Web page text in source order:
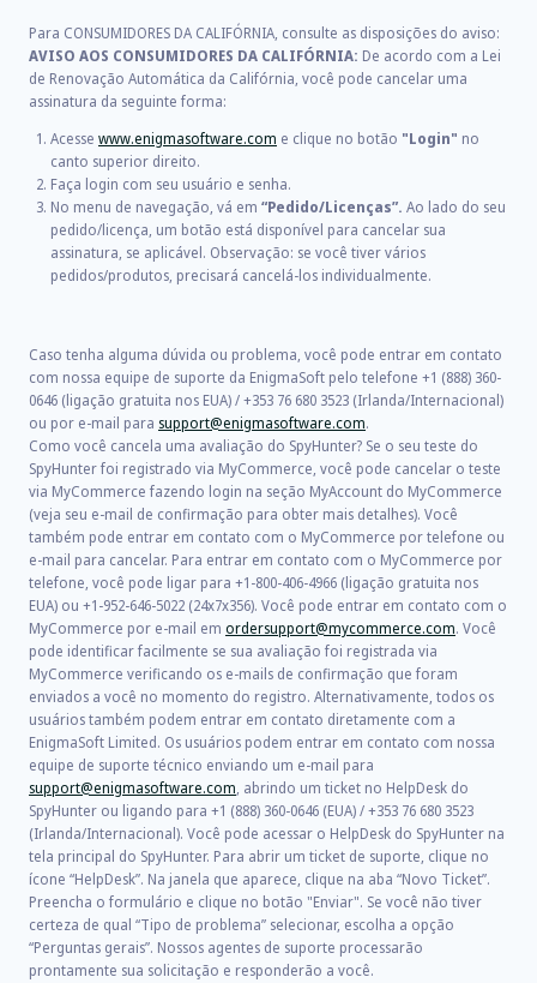
Para CONSUMIDORES DA CALIFÓRNIA, consulte as disposições do aviso:
AVISO AOS CONSUMIDORES DA CALIFÓRNIA: De acordo com a Lei
de Renovação Automática da Califórnia, você pode cancelar uma
assinatura da seguinte forma:
Acesse www.enigmasoftware.com e clique no botão "Login" no
canto superior direito.
Faça login com seu usuário e senha.
No menu de navegação, vá em “Pedido/Licenças”. Ao lado do seu
pedido/licença, um botão está disponível para cancelar sua
assinatura, se aplicável. Observação: se você tiver vários
pedidos/produtos, precisará cancelá-los individualmente.
Caso tenha alguma dúvida ou problema, você pode entrar em contato
com nossa equipe de suporte da EnigmaSoft pelo telefone +1 (888) 360-
0646 (ligação gratuita nos EUA) / +353 76 680 3523 (Irlanda/Internacional)
ou por e-mail para support@enigmasoftware.com.
Como você cancela uma avaliação do SpyHunter? Se o seu teste do
SpyHunter foi registrado via MyCommerce, você pode cancelar o teste
via MyCommerce fazendo login na seção MyAccount do MyCommerce
(veja seu e-mail de confirmação para obter mais detalhes). Você
também pode entrar em contato com o MyCommerce por telefone ou
e-mail para cancelar. Para entrar em contato com o MyCommerce por
telefone, você pode ligar para +1-800-406-4966 (ligação gratuita nos
EUA) ou +1-952-646-5022 (24x7x356). Você pode entrar em contato com o
MyCommerce por e-mail em ordersupport@mycommerce.com. Você
pode identificar facilmente se sua avaliação foi registrada via
MyCommerce verificando os e-mails de confirmação que foram
enviados a você no momento do registro. Alternativamente, todos os
usuários também podem entrar em contato diretamente com a
EnigmaSoft Limited. Os usuários podem entrar em contato com nossa
equipe de suporte técnico enviando um e-mail para
support@enigmasoftware.com, abrindo um ticket no HelpDesk do
SpyHunter ou ligando para +1 (888) 360-0646 (EUA) / +353 76 680 3523
(Irlanda/Internacional). Você pode acessar o HelpDesk do SpyHunter na
tela principal do SpyHunter. Para abrir um ticket de suporte, clique no
ícone “HelpDesk”. Na janela que aparece, clique na aba “Novo Ticket”.
Preencha o formulário e clique no botão "Enviar". Se você não tiver
certeza de qual “Tipo de problema” selecionar, escolha a opção
“Perguntas gerais”. Nossos agentes de suporte processarão
prontamente sua solicitação e responderão a você.